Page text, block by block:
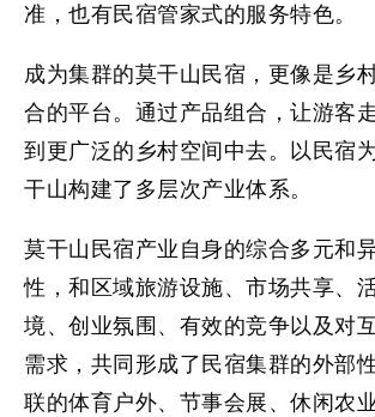
准，也有民宿管家式的服务特色。
成为集群的莫干山民宿，更像是乡
合的平台。通过产品组合，让游客
到更广泛的乡村空间中去。以民宿
干山构建了多层次产业体系。
莫干山民宿产业自身的综合多元和
性，和区域旅游设施、市场共享、
境、创业氛围、有效的竞争以及对
需求，共同形成了民宿集群的外部
联的体育户外、节事会展、休闲农